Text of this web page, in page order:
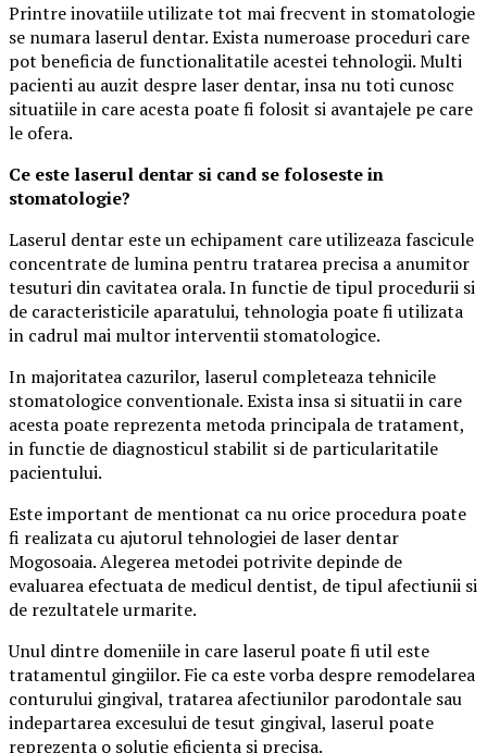
Printre inovatiile utilizate tot mai frecvent in stomatologie
se numara laserul dentar. Exista numeroase proceduri care
pot beneficia de functionalitatile acestei tehnologii. Multi
pacienti au auzit despre laser dentar, insa nu toti cunosc
situatiile in care acesta poate fi folosit si avantajele pe care
le ofera.
Ce este laserul dentar si cand se foloseste in
stomatologie?
Laserul dentar este un echipament care utilizeaza fascicule
concentrate de lumina pentru tratarea precisa a anumitor
tesuturi din cavitatea orala. In functie de tipul procedurii si
de caracteristicile aparatului, tehnologia poate fi utilizata
in cadrul mai multor interventii stomatologice.
In majoritatea cazurilor, laserul completeaza tehnicile
stomatologice conventionale. Exista insa si situatii in care
acesta poate reprezenta metoda principala de tratament,
in functie de diagnosticul stabilit si de particularitatile
pacientului.
Este important de mentionat ca nu orice procedura poate
fi realizata cu ajutorul tehnologiei de laser dentar
Mogosoaia. Alegerea metodei potrivite depinde de
evaluarea efectuata de medicul dentist, de tipul afectiunii si
de rezultatele urmarite.
Unul dintre domeniile in care laserul poate fi util este
tratamentul gingiilor. Fie ca este vorba despre remodelarea
conturului gingival, tratarea afectiunilor parodontale sau
indepartarea excesului de tesut gingival, laserul poate
reprezenta o solutie eficienta si precisa.